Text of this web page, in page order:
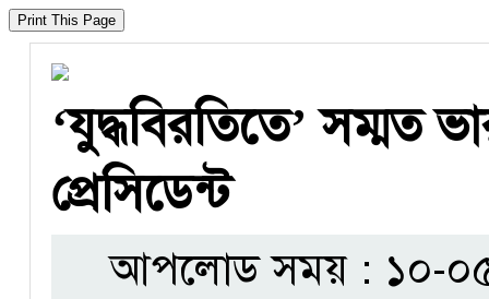
‘যুদ্ধবিরতিতে’ সম্মত
প্রেসিডেন্ট
আপলোড সময় : ১০-